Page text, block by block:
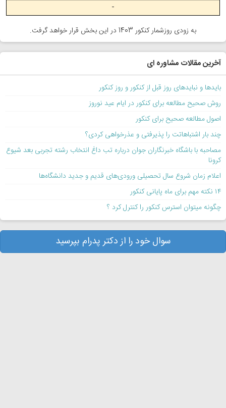
-
به زودی روزشمار کنکور 1403 در این بخش قرار خواهد گرفت.
آخرین مقالات مشاوره ای
بایدها و نبایدهای روز قبل از کنکور و روز کنکور
روش صحیح مطالعه برای کنکور در ایام عید نوروز
اصول مطالعه صحیح برای کنکور
چند بار اشتباهاتت را پذیرفتی و عذرخواهی کردی؟
مصاحبه با باشگاه خبرنگاران جوان درباره تب داغ انتخاب رشته تجربی بعد شیوع
کرونا
اعلام زمان شروع سال تحصیلی ورودی‌های قدیم و جدید دانشگاه‌ها
۱۴ نکته مهم برای ماه پایانی کنکور
چگونه میتوان استرس کنکور را کنترل کرد ؟
سوال خود را از دکتر پدرام بپرسید